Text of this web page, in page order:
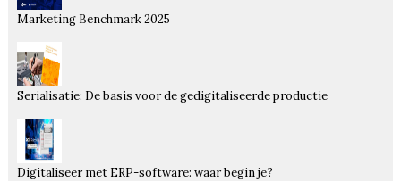
Marketing Benchmark 2025
Serialisatie: De basis voor de gedigitaliseerde productie
Digitaliseer met ERP-software: waar begin je?